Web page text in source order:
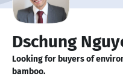
Dschung
Looking for buyers of
bamboo.